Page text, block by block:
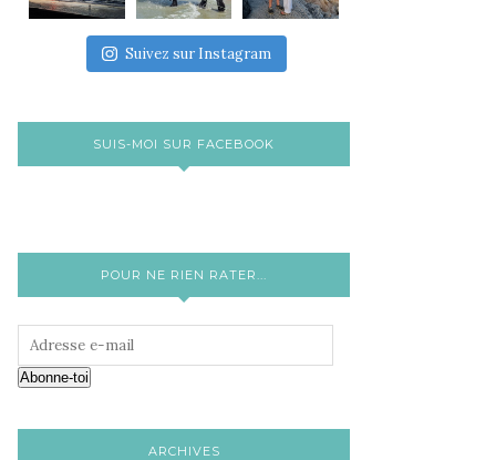
Suivez sur Instagram
SUIS-MOI SUR FACEBOOK
POUR NE RIEN RATER...
Abonne-toi
ARCHIVES